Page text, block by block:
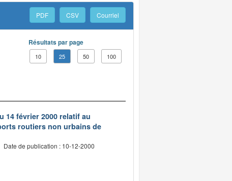
PDF CSV Courriel
Résultats par page
10 25 50 100
14 février 2000 relatif au
routiers non urbains de
Date de publication : 10-12-2000